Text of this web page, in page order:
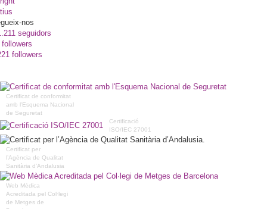
nos
seguidors
followers
followers
Certificat de conformitat
amb l'Esquema Nacional
de Seguretat
Certificació
ISO/IEC 27001
Certificat per
l’Agència de Qualitat
Sanitària d’Andalusia
Web Mèdica
Acreditada pel Col·legi
de Metges de